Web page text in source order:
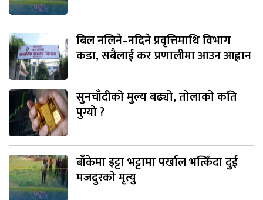
बिल नलिने–नदिने प्रवृत्तिमाथि विभाग
कडा, सबैलाई कर प्रणालीमा आउन आह्वान
सुनचाँदीको मुल्य बढ्यो, तोलाको कति
पुग्यो ?
बाँकेमा इट्टा भट्टामा पर्खाल भत्किँदा दुई
मजदुरको मृत्यु